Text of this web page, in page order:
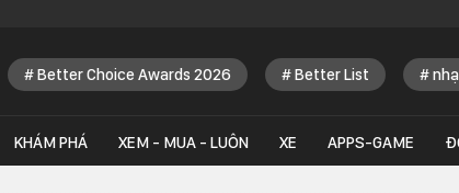
Better Choice Awards 2026 Better List
KHÁM PHÁ XEM - MUA - LUÔN XE APPS-GAME